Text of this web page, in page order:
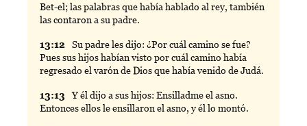
Bet-el; las palabras que había hablado al rey, también
las contaron a su padre.
13:12 Su padre les dijo: ¿Por cuál camino se fue?
Pues sus hijos habían visto por cuál camino había
regresado el varón de Dios que había venido de Judá.
13:13 Yél dijo a sus hijos: Ensilladme el asno.
Entonces ellos le ensillaron el asno, y él lo montó.